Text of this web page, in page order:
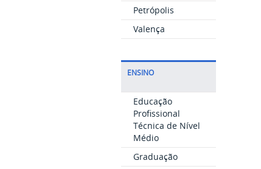
Petrópolis
Valença
ENSINO
Educação
Profissional
Técnica de Nível
Médio
Graduação